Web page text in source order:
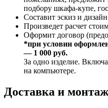
подбору шкафа-купе,
Составит эскиз и
Произведет расчет
Оформит договор
*при условии
— 1 000 руб.
За одно изделие.
на компьютере.
Доставка и монтаж